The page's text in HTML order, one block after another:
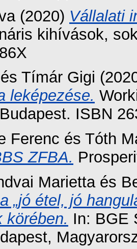
(2020) Vállalati
kihívások,
és Tímár Gigi
leképezése.
ISBN
Ferenc és Tóth
ZFBA.
Mariettaés
„jó étel, jó
körében. In: BGE